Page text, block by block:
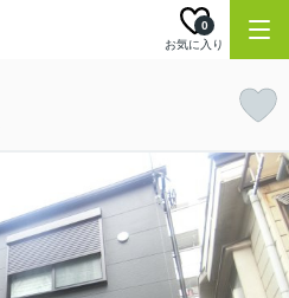
お気に入り
0